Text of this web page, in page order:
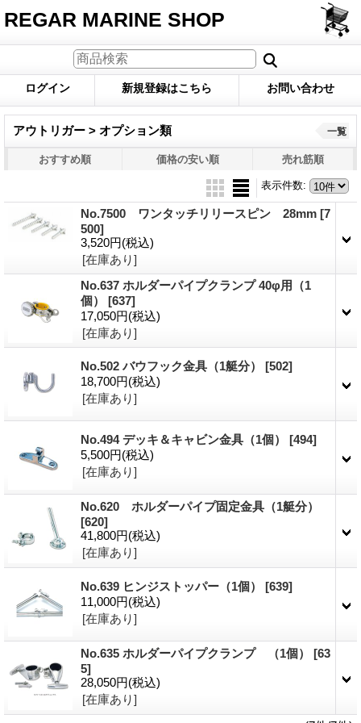
REGAR MARINE SHOP
ログイン 新規登録はこちら お問い合わせ
アウトリガー > オプション類 一覧
おすすめ順 価格の安い順 売れ筋順
表示件数:
No.7500 ワンタッチリリースピン 28mm [7
500]
3,520円(税込)
[在庫あり]
No.637 ホルダーパイプクランプ 40φ用（1
個） [637]
17,050円(税込)
[在庫あり]
No.502 バウフック金具（1艇分） [502]
18,700円(税込)
[在庫あり]
No.494 デッキ＆キャビン金具（1個） [494]
5,500円(税込)
[在庫あり]
No.620 ホルダーパイプ固定金具（1艇分）
[620]
41,800円(税込)
[在庫あり]
No.639 ヒンジストッパー（1個） [639]
11,000円(税込)
[在庫あり]
No.635 ホルダーパイプクランプ （1個） [63
5]
28,050円(税込)
[在庫あり]